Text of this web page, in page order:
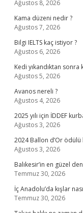
Ağustos 8, 2026
Kama düzeni nedir ?
Ağustos 7, 2026
Bilgi IELTS kaç istiyor ?
Ağustos 6, 2026
Kedi yıkandıktan
Ağustos 5, 2026
Avanos nereli ?
Ağustos 4, 2026
2025 yılı için İDDEF
Ağustos 3, 2026
2024 Ballon d’Or ödülü
Ağustos 3, 2026
Balıkesir’in en güzel
Temmuz 30, 2026
İç Anadolu’da kışlar
Temmuz 30, 2026